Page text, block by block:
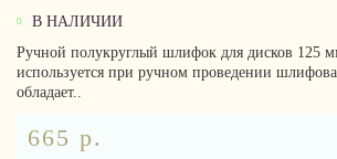
В НАЛИЧИИ
Ручной полукруглый шлифок для дисков 125
используется при ручном проведении
обладает..
665 р.